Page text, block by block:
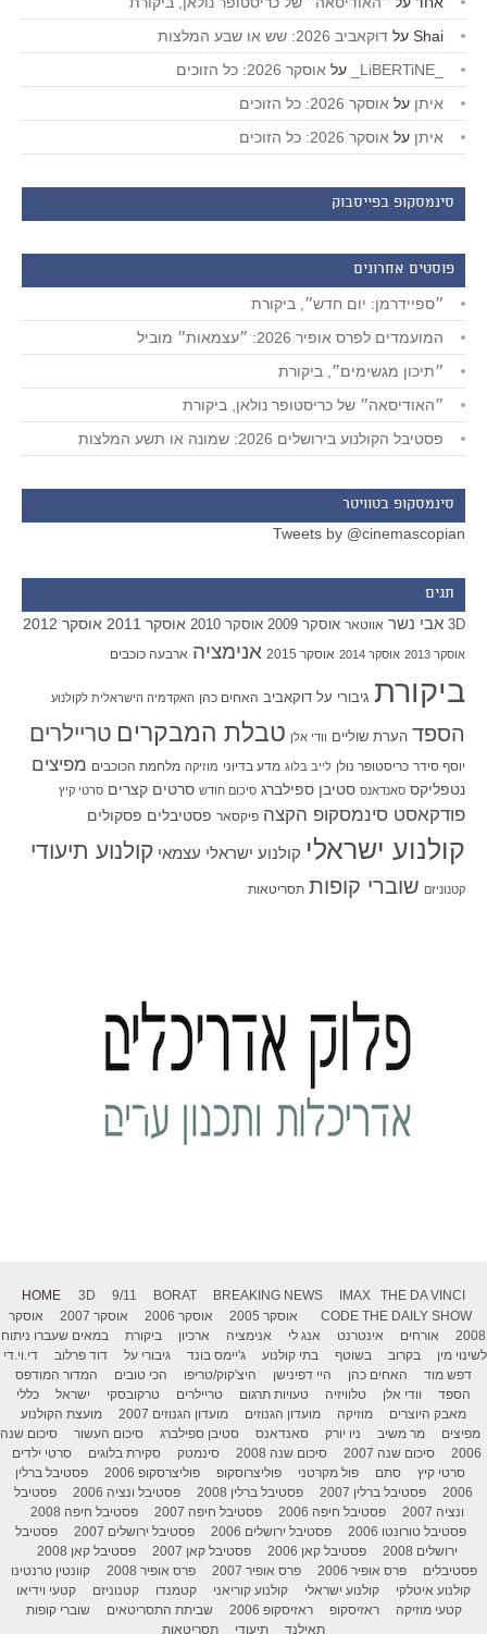
Shai על דוקאביב 2026: שש או שבע המלצות
על אוסקר 2026: כל הזוכים
איתן על אוסקר 2026: כל הזוכים
איתן על אוסקר 2026: כל הזוכים
סינמסקופ בפייסבוק
פוסטים אחרונים
״ספיידרמן: יום חדש״, ביקורת
המועמדים לפרס אופיר 2026: ״עצמאות״ מוביל
״תיכון מגשימים״, ביקורת
״האודיסאה״ של כריסטופר נולאן, ביקורת
פסטיבל הקולנוע בירושלים 2026: שמונה או תשע המלצות
סינמסקופ בטוויטר
Tweets by @cinemascopian
תגים
3D אבי נשר אווטאר אוסקר 2009 אוסקר 2010 אוסקר 2011 אוסקר 2012
אוסקר 2013 אוסקר 2014 אוסקר 2015 אנימציה ארבעה כוכבים
ביקורת גיבורי על דוקאביב האחים כהן האקדמיה הישראלית לקולנוע
הספד הערת שוליים וודי אלן טבלת המבקרים טריילרים
יוסף סידר כריסטופר נולן לייב בלוג מדע בדיוני מוזיקה מלחמת הכוכבים מפיצים
נטפליקס סאנדאנס סטיבן ספילברג סיכום חודש סרטים קצרים סרטי קיץ
פודקאסט סינמסקופ הקצה פיקסאר פסטיבלים פסקולים
קולנוע ישראלי קולנוע ישראלי עצמאי קולנוע תיעודי
קטנוניזם שוברי קופות תסריטאות
HOME 3D 9/11 BORAT BREAKING NEWS IMAX
THE DA VINCI
CODE THE DAILY SHOW אוסקר 2005 אוסקר 2006 אוסקר 2007
אוסקר
2008
אורחים אינטרנט אנג לי אנימציה ארכיון ביקורת
במאים שעברו ניתוח
לשינוי מין
בקרוב בשוטף בתי קולנוע ג'יימס בונד גיבורי על דוד פרלוב
די.וי.די
דפש מוד
האחים כהן היי דפינישן היצ'קוק/טריפו הכי טובים
המדור המודפס
הספד
וודי אלן טלוויזיה טעויות תרגום טריילרים טרקובסקי ישראל
כללי
מאבק היוצרים
מוזיקה מועדון הגנוזים מועדון הגנוזים 2007
מועצת הקולנוע
מפיצים
מר משיב ניו יורק סאנדאנס סטיבן ספילברג סיכום העשור
סיכום שנה
2006
סיכום שנה 2007 סיכום שנה 2008 סינמטק סקירת בלוגים
סרטי ילדים
סרטי קיץ
סתם פול מקרטני פוליצרוסקופ פוליצרסקופ 2006
פסטיבל ברלין
2006
פסטיבל ברלין 2007 פסטיבל ברלין 2008 פסטיבל ונציה 2006
פסטיבל
ונציה 2007
פסטיבל חיפה 2006 פסטיבל חיפה 2007
פסטיבל חיפה 2008
פסטיבל טורונטו 2006
פסטיבל ירושלים 2006 פסטיבל ירושלים 2007
פסטיבל
ירושלים 2008
פסטיבל קאן 2006 פסטיבל קאן 2007
פסטיבל קאן 2008
פסטיבלים
פרס אופיר 2006 פרס אופיר 2007 פרס אופיר 2008
קוונטין טרנטינו
קולנוע איטלקי
קולנוע ישראלי קולנוע קוריאני קטמנדו קטנוניזם
קטעי וידיאו
קטעי מוזיקה
ראזיסקופ ראזיסקופ 2006 שביתת התסריטאים
שוברי קופות
תאילנד
תיעודי תסריטאות